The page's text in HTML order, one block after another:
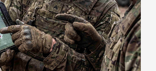
* 334 * 2.23 mm
* 302.92 * 3.23 mm
* 332.4 * 3.23 mm
294.27mm * 165.88mm
305.33mm * 229.3mm
345.43mm * 194.79mm